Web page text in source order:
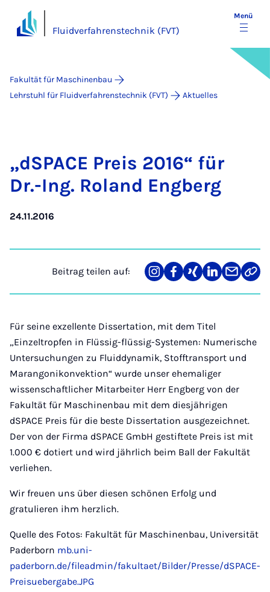
Fluidverfahrenstechnik (FVT)
Menü
Fakultät für Maschinenbau
Lehrstuhl für Fluidverfahrenstechnik (FVT)
Aktuelles
„d­SPACE Preis 2016“ für
Dr.-Ing. Ro­land Eng­berg
24.11.2016
Beitrag teilen auf:
Teilen
auf
Teilen
auf
Teilen
auf
Teilen
auf
Teilen
über
Link
Für seine exzellente Dissertation, mit dem Titel
„Einzeltropfen in Flüssig-flüssig-Systemen: Numerische
Untersuchungen zu Fluiddynamik, Stofftransport und
Marangonikonvektion“ wurde unser ehemaliger
wissenschaftlicher Mitarbeiter Herr Engberg von der
Fakultät für Maschinenbau mit dem diesjährigen
dSPACE Preis für die beste Dissertation ausgezeichnet.
Der von der Firma dSPACE GmbH gestiftete Preis ist mit
1.000 € dotiert und wird jährlich beim Ball der Fakultät
verliehen.
Wir freuen uns über diesen schönen Erfolg und
gratulieren ihm herzlich.
Quelle des Fotos: Fakultät für Maschinenbau, Universität
Paderborn mb.uni-
paderborn.de/fileadmin/fakultaet/Bilder/Presse/dSPACE-
Preisuebergabe.JPG